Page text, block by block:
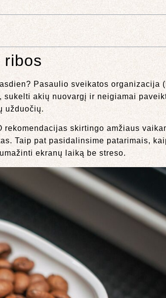
ribos
Pasaulio sveikatos organizacija
akių nuovargį ir neigiamai
užduočių.
skirtingo amžiaus
Taip pat pasidalinsime patarimais,
ekranų laiką be streso.